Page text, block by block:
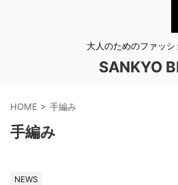
大人のためのファッシ
SANKYO
HOME > 手編み
手編み
NEWS